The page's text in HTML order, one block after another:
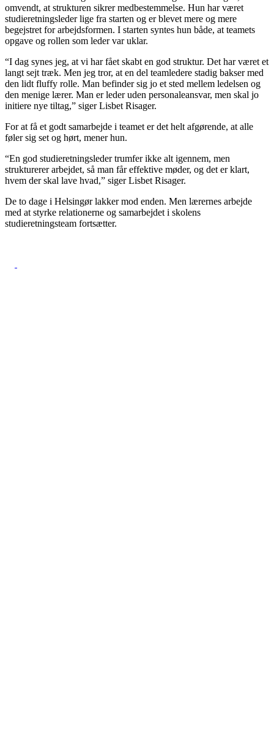
omvendt, at strukturen sikrer medbestemmelse. Hun har været
studieretningsleder lige fra starten og er blevet mere og mere
begejstret for arbejdsformen. I starten syntes hun både, at teamets
opgave og rollen som leder var uklar.
“I dag synes jeg, at vi har fået skabt en god struktur. Det har været et
langt sejt træk. Men jeg tror, at en del teamledere stadig bakser med
den lidt fluffy rolle. Man befinder sig jo et sted mellem ledelsen og
den menige lærer. Man er leder uden personale­ansvar, men skal jo
initiere nye tiltag,” siger Lisbet Risager.
For at få et godt samarbejde i teamet er det helt afgørende, at alle
føler sig set og hørt, mener hun.
“En god studieretningsleder trumfer ikke alt igennem, men
strukturerer arbejdet, så man får effektive møder, og det er klart,
hvem der skal lave hvad,” siger Lisbet Risager.
De to dage i Helsingør lakker mod enden. Men lærernes arbejde
med at styrke relationerne og samarbejdet i skolens
studieretningsteam fortsætter.